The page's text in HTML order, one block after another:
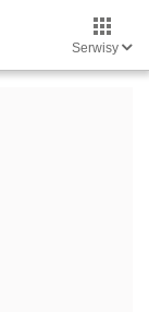
Serwisy